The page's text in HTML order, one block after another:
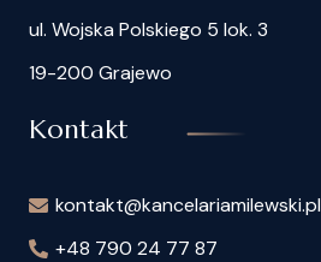
ul. Wojska Polskiego 5 lok. 3
19-200 Grajewo
Kontakt
kontakt@kancelariamilewski.pl
+48 790 24 77 87